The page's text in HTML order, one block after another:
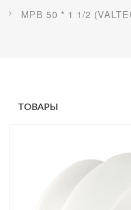
МРВ 50 * 1 1/2
ТОВАРЫ